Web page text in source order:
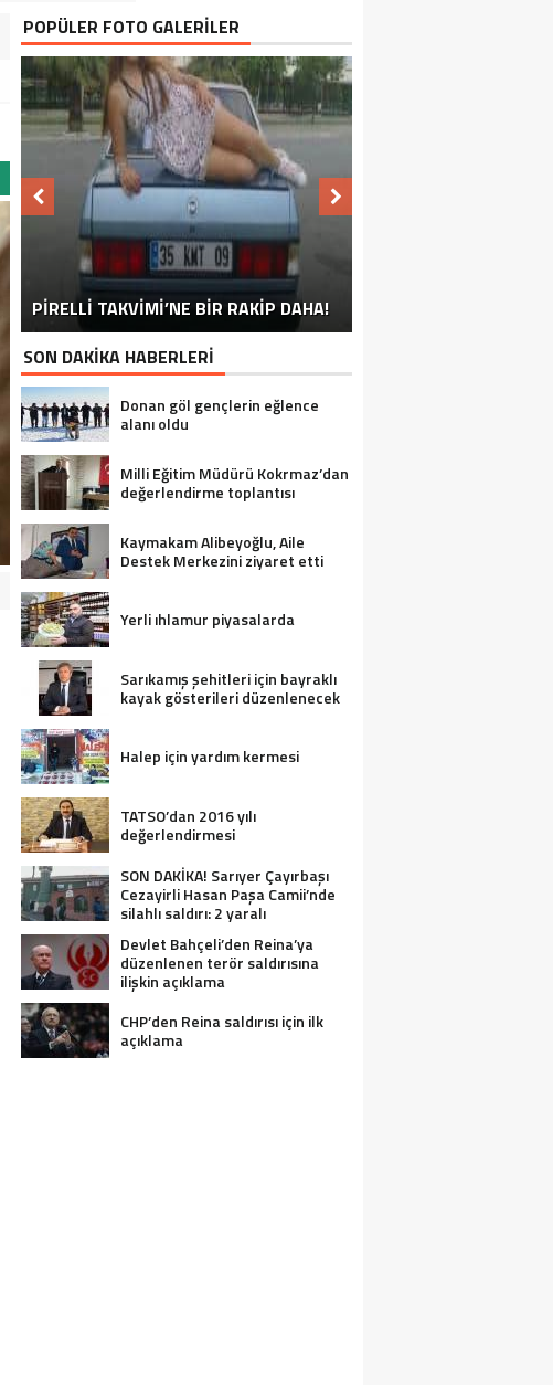
POPÜLER FOTO GALERİLER
PİRELLİ TAKVİMİ’NE BİR RAKİP DAHA!
EN İYİ ‘KURBAN BAYRAMI’ CAPSLERİ!
BUNU SÖYLEMEYEN ESNAF GÖRDÜNÜZ
MÜ?
FOTOĞRAFLARLA HIZAN
FOTOĞRAFLARLA BITLIS
FOTOĞRAFLARLA TATVAN
FOTOĞRAFLARLA GÜROYMAK
FOTOĞRAFLARLA AHLAT
FOTOĞRAFLARLA ADILCEVAZ
FOTOĞRAFLARLA MUTKI
SON DAKİKA HABERLERİ
Donan göl gençlerin eğlence
alanı oldu
Milli Eğitim Müdürü Kokrmaz’dan
değerlendirme toplantısı
Kaymakam Alibeyoğlu, Aile
Destek Merkezini ziyaret etti
Yerli ıhlamur piyasalarda
Sarıkamış şehitleri için bayraklı
kayak gösterileri düzenlenecek
Halep için yardım kermesi
TATSO’dan 2016 yılı
değerlendirmesi
SON DAKİKA! Sarıyer Çayırbaşı
Cezayirli Hasan Paşa Camii’nde
silahlı saldırı: 2 yaralı
Devlet Bahçeli’den Reina’ya
düzenlenen terör saldırısına
ilişkin açıklama
CHP’den Reina saldırısı için ilk
açıklama